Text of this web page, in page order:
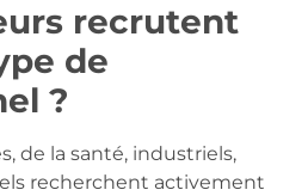
recrutent
de
?
de la santé, industriels,
recherchent activement